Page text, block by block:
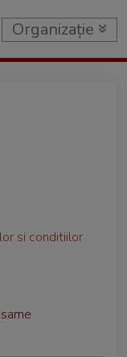
Organizație
si conditiilor